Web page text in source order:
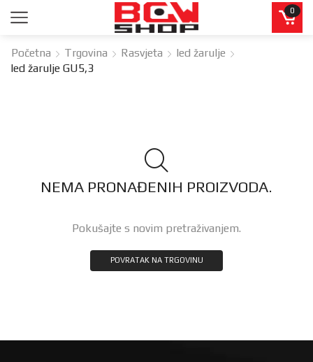
0
Početna Trgovina Rasvjeta
led žarulje
led žarulje GU5,3
NEMA PRONAĐENIH PROIZVODA.
Pokušajte s novim pretraživanjem.
POVRATAK NA TRGOVINU